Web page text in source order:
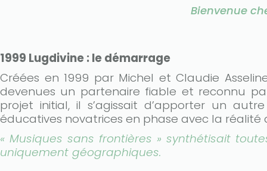
Bienvenue
1999 Lugdivine : le démarrage
Créées en 1999 par Michel et Claudie
devenues un partenaire fiable et reconnu
projet initial, il s’agissait d’apporter un
éducatives novatrices en phase avec la réalité
« Musiques sans frontières » synthétisait
uniquement géographiques.